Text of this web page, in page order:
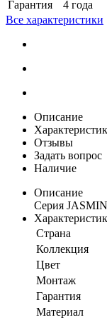
Гарантия
4 года
Все характеристики
Описание
Отзывы
Задать вопрос
Наличие
Описание
Серия
Страна
Коллекция
Цвет
Монтаж
Гарантия
Материал